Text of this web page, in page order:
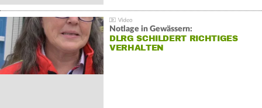
Notlage in Gewässern:
DLRG SCHILDERT RICHTIGES
VERHALTEN